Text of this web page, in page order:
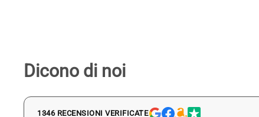
Dicono di noi
1346 RECENSIONI VERIFICATE